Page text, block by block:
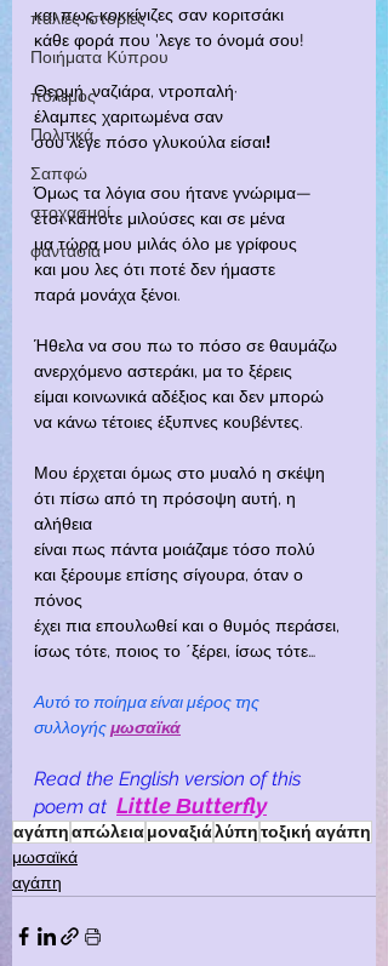
παλιές ιστορίες
Ποιήματα Κύπρου
πόλεμος
Πολιτικά
Σαπφώ
στοχασμοί
φαντασία
και πως κοκκίνιζες σαν κοριτσάκι
κάθε φορά που 'λεγε το όνομά σου!
Θερμή, ναζιάρα, ντροπαλή·
έλαμπες χαριτωμένα σαν
σου λεγε πόσο γλυκούλα είσαι!
Όμως τα λόγια σου ήτανε γνώριμα—
έτσι κάποτε μιλούσες και σε μένα
μα τώρα μου μιλάς όλο με γρίφους
και μου λες ότι ποτέ δεν ήμαστε
παρά μονάχα ξένοι.
Ήθελα να σου πω το πόσο σε θαυμάζω
ανερχόμενο αστεράκι, μα το ξέρεις
είμαι κοινωνικά αδέξιος και δεν μπορώ
να κάνω τέτοιες έξυπνες κουβέντες.
Μου έρχεται όμως στο μυαλό η σκέψη
ότι πίσω από τη πρόσοψη αυτή, η
αλήθεια
είναι πως πάντα μοιάζαμε τόσο πολύ
και ξέρουμε επίσης σίγουρα, όταν ο
πόνος
έχει πια επουλωθεί και ο θυμός περάσει,
ίσως τότε, ποιος το ΄ξέρει, ίσως τότε…
Αυτό το ποίημα είναι μέρος της
συλλογήςμωσαϊκά
Read the English version of this
poem at Little Βutterfly
αγάπηαπώλειαμοναξιάλύπητοξική αγάπη
μωσαϊκά
αγάπη